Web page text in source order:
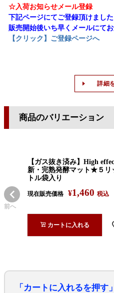
☆入荷お知らせメール登録
下記ページにてご登録頂けまし
販売開始後いち早くメールにてお
【クリック】ご登録ページへ
詳細
商品のバリエーション
前へ
【ガス抜き済み】High
新・完熟発酵マット★５リ
トル袋入り
現在販売価格 ¥1,460 税込
カートに入れる
「カートに入れるを押す